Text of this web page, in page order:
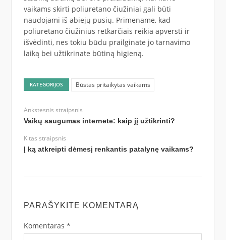
vaikams skirti poliuretano čiužiniai gali būti
naudojami iš abiejų pusių. Primename, kad
poliuretano čiužinius retkarčiais reikia apversti ir
išvėdinti, nes tokiu būdu prailginate jo tarnavimo
laiką bei užtikrinate būtiną higieną.
KATEGORIJOS Būstas pritaikytas vaikams
Ankstesnis straipsnis
Vaikų saugumas internete: kaip jį užtikrinti?
Kitas straipsnis
Į ką atkreipti dėmesį renkantis patalynę vaikams?
PARAŠYKITE KOMENTARĄ
Komentaras *